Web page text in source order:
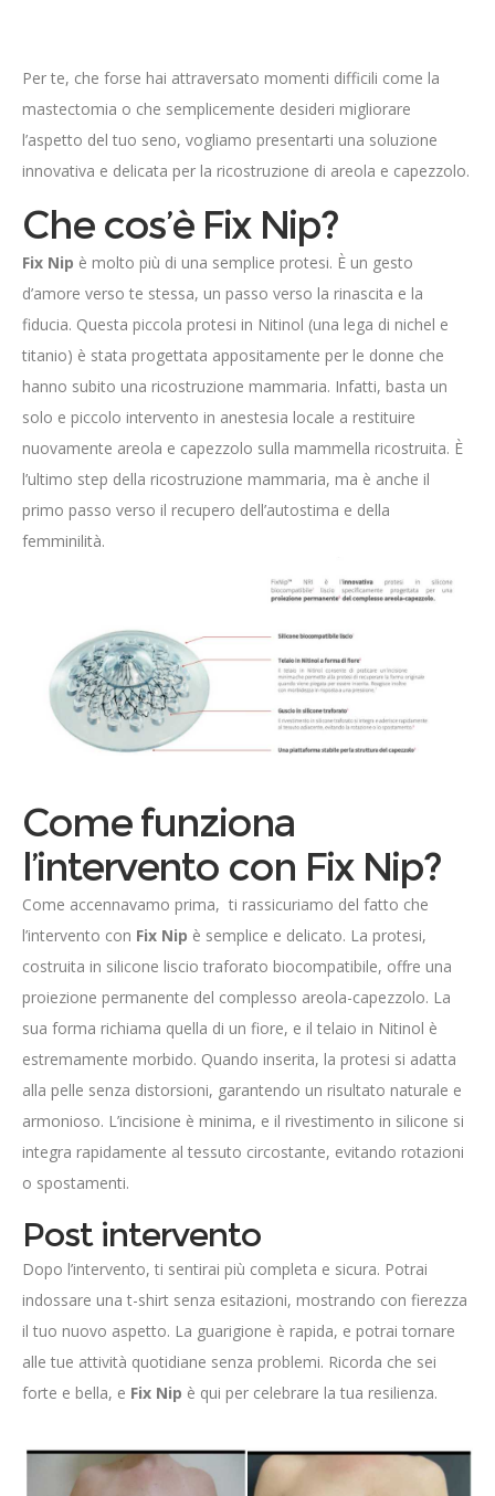
Per te, che forse hai attraversato momenti difficili come la
mastectomia o che semplicemente desideri migliorare
l’aspetto del tuo seno, vogliamo presentarti una soluzione
innovativa e delicata per la ricostruzione di areola e capezzolo.
Che cos’è Fix Nip?
Fix Nip è molto più di una semplice protesi. È un gesto
d’amore verso te stessa, un passo verso la rinascita e la
fiducia. Questa piccola protesi in Nitinol (una lega di nichel e
titanio) è stata progettata appositamente per le donne che
hanno subito una ricostruzione mammaria. Infatti, basta un
solo e piccolo intervento in anestesia locale a restituire
nuovamente areola e capezzolo sulla mammella ricostruita. È
l’ultimo step della ricostruzione mammaria, ma è anche il
primo passo verso il recupero dell’autostima e della
femminilità.
Come funziona
l’intervento con Fix Nip?
Come accennavamo prima, ti rassicuriamo del fatto che
l’intervento con Fix Nip è semplice e delicato. La protesi,
costruita in silicone liscio traforato biocompatibile, offre una
proiezione permanente del complesso areola-capezzolo. La
sua forma richiama quella di un fiore, e il telaio in Nitinol è
estremamente morbido. Quando inserita, la protesi si adatta
alla pelle senza distorsioni, garantendo un risultato naturale e
armonioso. L’incisione è minima, e il rivestimento in silicone si
integra rapidamente al tessuto circostante, evitando rotazioni
o spostamenti.
Post intervento
Dopo l’intervento, ti sentirai più completa e sicura. Potrai
indossare una t-shirt senza esitazioni, mostrando con fierezza
il tuo nuovo aspetto. La guarigione è rapida, e potrai tornare
alle tue attività quotidiane senza problemi. Ricorda che sei
forte e bella, e Fix Nip è qui per celebrare la tua resilienza.